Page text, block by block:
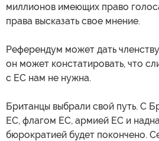
миллионов имеющих право
права высказать свое мнение.
Референдум может дать
он может констатировать, что
с ЕС нам не нужна.
Британцы выбрали свой путь. С
ЕС, флагом ЕС, армией ЕС и
бюрократией будет покончено.